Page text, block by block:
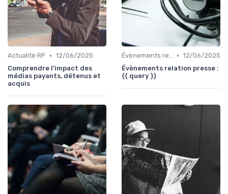
Actualité RP • 12/06/2025
Comprendre l'impact des
médias payants, détenus et
acquis
Évènements relation presse • 12/06/2025
Évènements relation presse :
{{ query }}